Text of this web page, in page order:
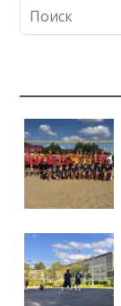
o
as
s
ni
ki